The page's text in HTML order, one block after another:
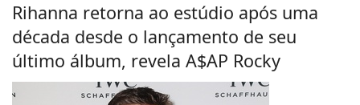
Rihanna retorna ao estúdio após uma
década desde o lançamento de seu
último álbum, revela A$AP Rocky